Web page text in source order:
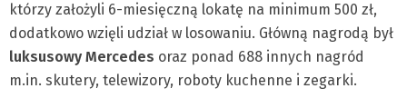
którzy założyli 6-miesięczną lokatę na minimum 500 zł,
dodatkowo wzięli udział w losowaniu. Główną nagrodą był
luksusowy Mercedes oraz ponad 688 innych nagród
m.in. skutery, telewizory, roboty kuchenne i zegarki.